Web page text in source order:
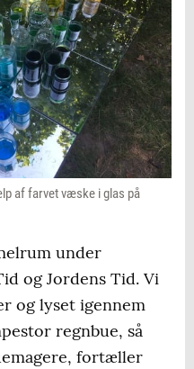
af farvet væske i glas på
under
og Jordens Tid. Vi
og lyset igennem
regnbue, så
fortæller